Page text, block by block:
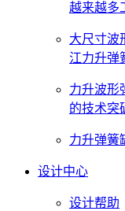
越来越多
大尺寸
江力升弹
力升波形
的技术突
力升弹簧
设计中心
设计帮助